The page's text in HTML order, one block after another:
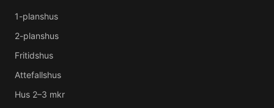
1-planshus
2-planshus
Fritidshus
Attefallshus
Hus 2–3 mkr